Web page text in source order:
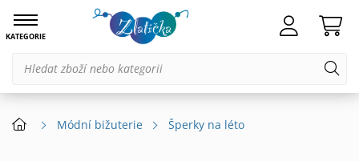
KATEGORIE
Módní bižuterie Šperky na léto